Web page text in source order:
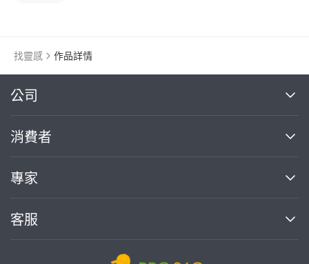
找靈感 作品詳情
公司
關於我們
部落格
加入我們
消費者
買服務
熱門服務
專家
案件中心
客服
繼續完成